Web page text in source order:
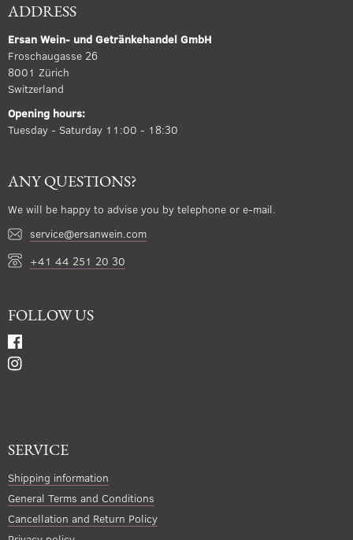
ADDRESS
Ersan Wein- und Getränkehandel GmbH
Froschaugasse 26
8001 Zürich
Switzerland
Opening hours:
Tuesday - Saturday 11:00 - 18:30
ANY QUESTIONS?
We will be happy to advise you by telephone or e-mail.
service@ersanwein.com
+41 44 251 20 30
FOLLOW US
SERVICE
Shipping information
General Terms and Conditions
Cancellation and Return Policy